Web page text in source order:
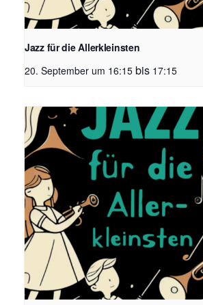
Jazz für die Allerkleinsten
20. September um 16:15 bis 17:15